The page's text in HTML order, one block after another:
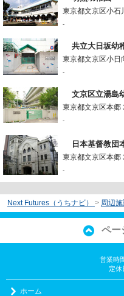
東京都文京区小石
-
共立大日坂幼
東京都文京区小日
-
文京区立湯島
東京都文京区本郷
-
日本基督教団
東京都文京区本郷
-
Next Futures（うちナビ） > 周辺
ペー
営業時
定休
ホーム